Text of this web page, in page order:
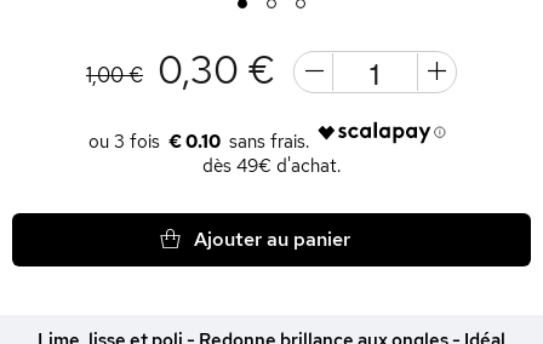
1 2 3
1,00 € 0,30 €
€ 0.10
dès 49€ d'achat.
Ajouter au panier